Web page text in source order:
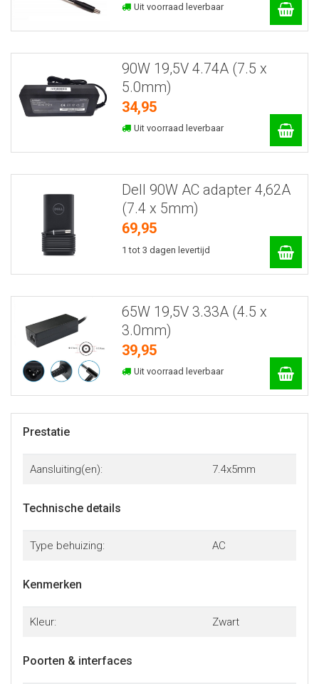
Uit voorraad leverbaar
90W 19,5V 4.74A (7.5 x
5.0mm)
34,95
Uit voorraad leverbaar
Dell 90W AC adapter 4,62A
(7.4 x 5mm)
69,95
1 tot 3 dagen levertijd
65W 19,5V 3.33A (4.5 x
3.0mm)
39,95
Uit voorraad leverbaar
Prestatie
Aansluiting(en): 7.4x5mm
Technische details
Type behuizing: AC
Kenmerken
Kleur: Zwart
Poorten & interfaces